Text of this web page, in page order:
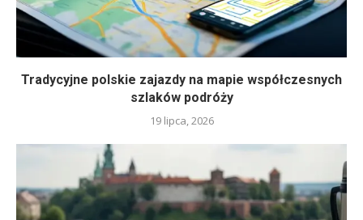
Tradycyjne polskie zajazdy na mapie współczesnych
szlaków podróży
19 lipca, 2026